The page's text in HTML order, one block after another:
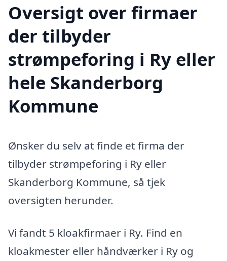
Oversigt over firmaer
der tilbyder
strømpeforing i Ry eller
hele Skanderborg
Kommune
Ønsker du selv at finde et firma der
tilbyder strømpeforing i Ry eller
Skanderborg Kommune, så tjek
oversigten herunder.
Vi fandt 5 kloakfirmaer i Ry. Find en
kloakmester eller håndværker i Ry og